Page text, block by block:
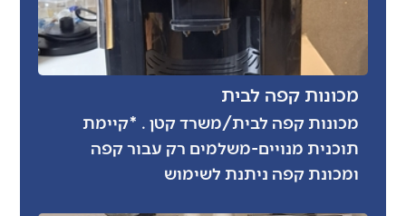
מכונות קפה לבית
מכונות קפה לבית/משרד קטן . *קיימת
תוכנית מנויים-משלמים רק עבור קפה
ומכונת קפה ניתנת לשימוש